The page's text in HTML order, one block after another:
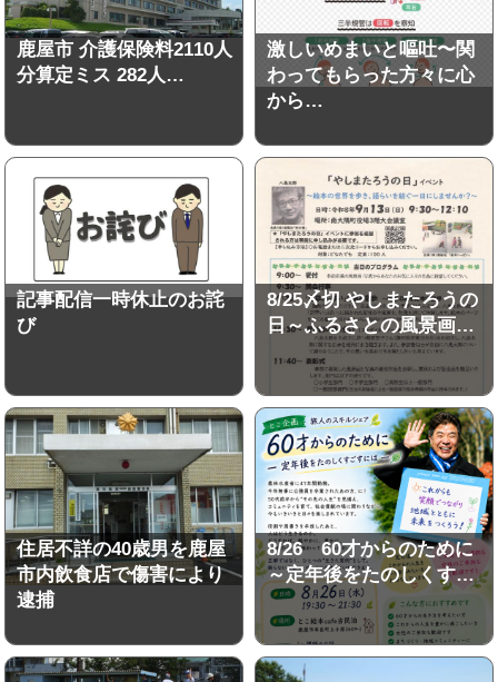
鹿屋市 介護保険料2110人
分算定ミス 282人…
激しいめまいと嘔吐〜関
わってもらった方々に心
から…
記事配信一時休止のお詫
び
8/25〆切 やしまたろうの
日～ふるさとの風景画…
住居不詳の40歳男を鹿屋
市内飲食店で傷害により
逮捕
8/26 60才からのために
～定年後をたのしくす…